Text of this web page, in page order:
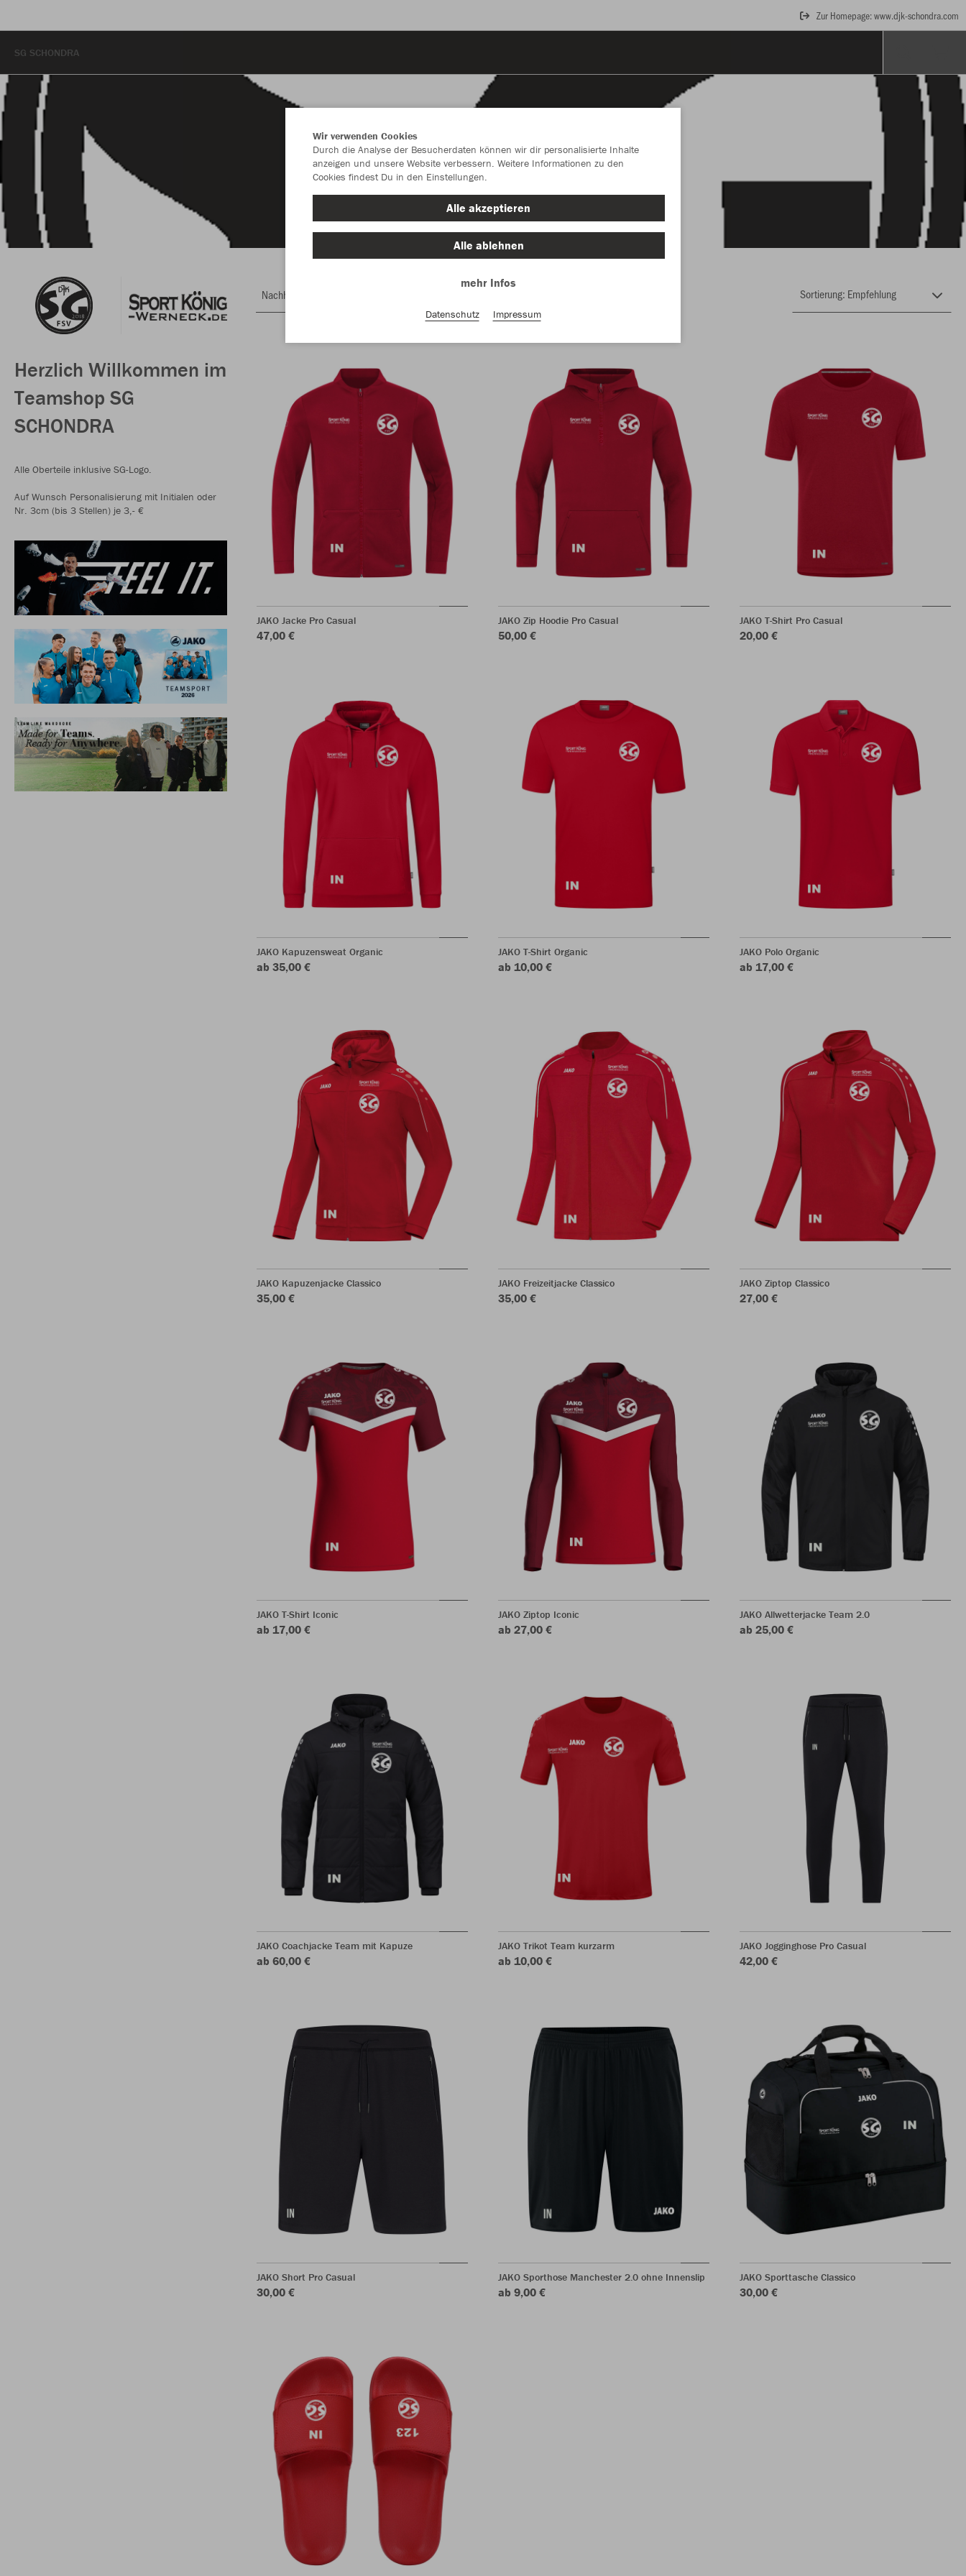
Zur Homepage: www.djk-schondra.com
SG SCHONDRA
Herzlich Willkommen im
Teamshop SG
SCHONDRA
Alle Oberteile inklusive SG-Logo.
Auf Wunsch Personalisierung mit Initialen oder
Nr. 3cm (bis 3 Stellen) je 3,- €
Nachhaltig
JAKO Jacke Pro Casual
47,00 €
JAKO Zip Hoodie Pro Casual
50,00 €
JAKO T-Shirt Pro Casual
20,00 €
JAKO Kapuzensweat Organic
ab 35,00 €
JAKO T-Shirt Organic
ab 10,00 €
JAKO Polo Organic
ab 17,00 €
JAKO Kapuzenjacke Classico
35,00 €
JAKO Freizeitjacke Classico
35,00 €
JAKO Ziptop Classico
27,00 €
JAKO T-Shirt Iconic
ab 17,00 €
JAKO Ziptop Iconic
ab 27,00 €
JAKO Allwetterjacke Team 2.0
ab 25,00 €
JAKO Coachjacke Team mit Kapuze
ab 60,00 €
JAKO Trikot Team kurzarm
ab 10,00 €
JAKO Jogginghose Pro Casual
42,00 €
JAKO Short Pro Casual
30,00 €
JAKO Sporthose Manchester 2.0 ohne Innenslip
ab 9,00 €
JAKO Sporttasche Classico
30,00 €
Wir verwenden Cookies
Durch die Analyse der Besucherdaten können wir dir personalisierte Inhalte
anzeigen und unsere Website verbessern. Weitere Informationen zu den
Cookies findest Du in den Einstellungen.
Alle akzeptieren
Alle ablehnen
mehr Infos
Datenschutz Impressum